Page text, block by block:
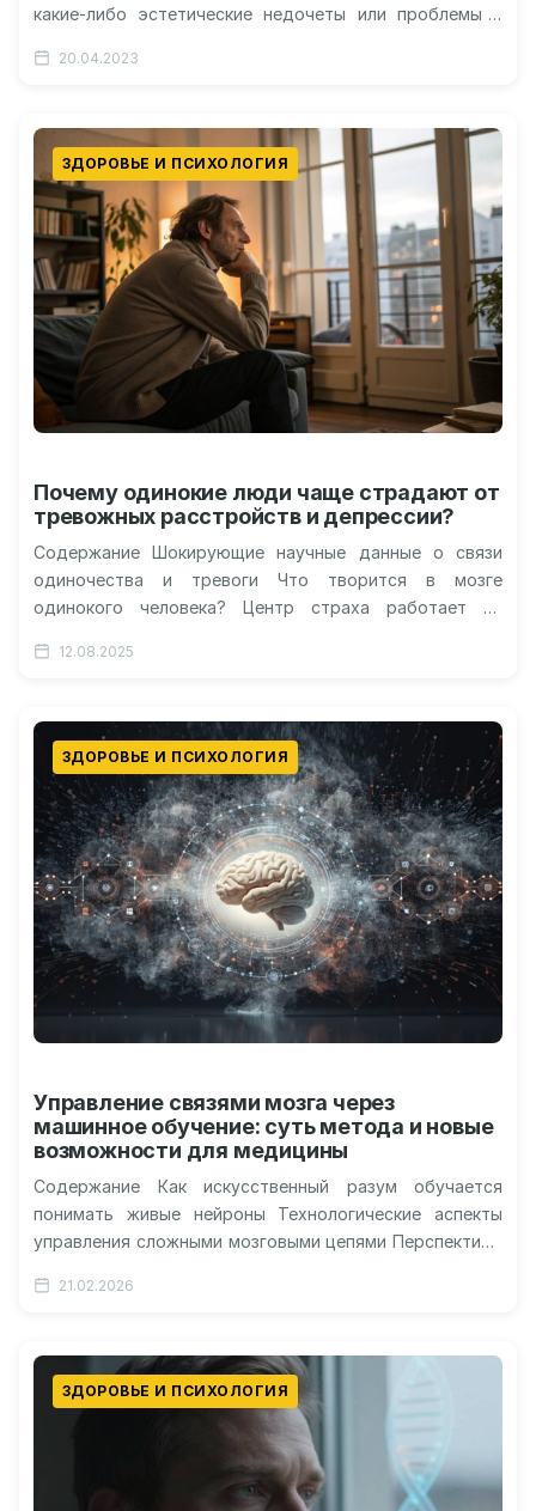
какие-либо эстетические недочеты или проблемы с
многие…
20.04.2023
ЗДОРОВЬЕ И ПСИХОЛОГИЯ
Почему одинокие люди чаще страдают от
тревожных расстройств и депрессии?
Содержание Шокирующие научные данные о связи
одиночества и тревоги Что творится в мозге
одинокого человека? Центр страха работает на
12.08.2025
ЗДОРОВЬЕ И ПСИХОЛОГИЯ
Управление связями мозга через
машинное обучение: суть метода и новые
возможности для медицины
Содержание Как искусственный разум обучается
понимать живые нейроны Технологические аспекты
управления сложными мозговыми цепями Перспективы
Этическая сторона и безопасность внедрения…
21.02.2026
ЗДОРОВЬЕ И ПСИХОЛОГИЯ